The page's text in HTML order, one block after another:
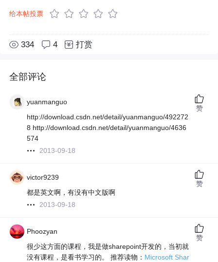
给本帖投票
334 4 打赏
全部评论
yuanmanguo
http://download.csdn.net/detail/yuanmanguo/492272
8 http://download.csdn.net/detail/yuanmanguo/4636
574
2013-09-18
赞
victor9239
都是英文啊，有没有中文版啊
2013-09-18
赞
Phoozyan
很少这方面的课程，我是做sharepoint开发的，当初就
没有课程，是看书学习的。 推荐读物： Microsoft Shar
赞